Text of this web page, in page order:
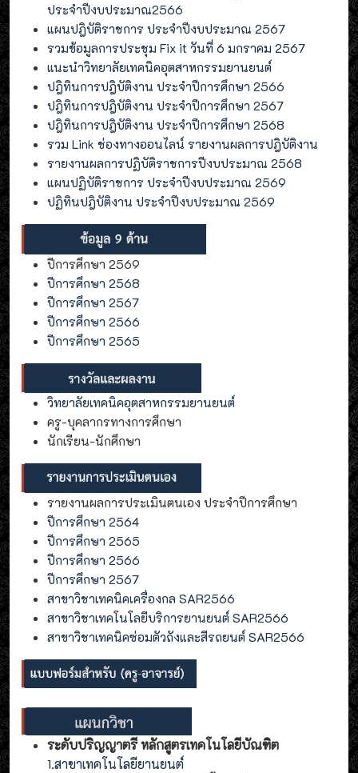
ประจำปีงบประมาณ2566
แผนปฎิบัติราชการ ประจำปีงบประมาณ 2567
รวมข้อมูลการประชุม Fix it วันที่ 6 มกราคม 2567
แนะนำวิทยาลัยเทคนิคอุตสาหกรรมยานยนต์
ปฎิทินการปฎิบัติงาน ประจำปีการศึกษา 2566
ปฎิทินการปฎิบัติงาน ประจำปีการศึกษา 2567
ปฎิทินการปฎิบัติงาน ประจำปีการศึกษา 2568
รวม Link ช่องทางออนไลน์ รายงานผลการปฎิบัติงาน
รายงานผลการปฏิบัติราชการปีงบประมาณ 2568
แผนปฏิบัติราชการ ประจำปีงบประมาณ 2569
ปฏิทินปฎิบัติงาน ประจำปีงบประมาณ 2569
ปีการศึกษา 2569
ปีการศึกษา 2568
ปีการศึกษา 2567
ปีการศึกษา 2566
ปีการศึกษา 2565
วิทยาลัยเทคนิคอุตสาหกรรมยานยนต์
ครู-บุคลากรทางการศึกษา
นักเรียน-นักศึกษา
รายงานผลการประเมินตนเอง ประจำปีการศึกษา
ปีการศึกษา 2564
ปีการศึกษา 2565
ปีการศึกษา 2566
ปีการศึกษา 2567
สาขาวิชาเทคนิคเครื่องกล SAR2566
สาขาวิชาเทคโนโลยีบริการยานยนต์ SAR2566
สาขาวิชาเทคนิคซ่อมตัวถังและสีรถยนต์ SAR2566
ระดับปริญญาตรี หลักสูตรเทคโนโลยีบัณฑิต
1.สาขาเทคโนโลยียานยนต์